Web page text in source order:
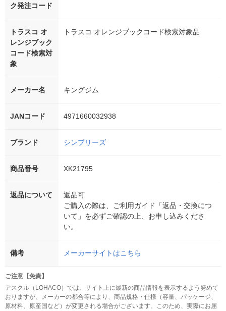
ク発注コード
トラスコ オ
レンジブック
コード検索対
象
トラスコ オレンジブックコード検索対象品
メーカー名 キングジム
JANコード 4971660032938
ブランド シンプリーズ
商品番号 XK21795
返品について
返品可
ご購入の際は、ご利用ガイド「返品・交換につ
いて」を必ずご確認の上、お申し込みくださ
い。
備考 メーカーサイトはこちら
ご注意【免責】
アスクル（LOHACO）では、サイト上に最新の商品情報を表示するよう努めて
おりますが、メーカーの都合等により、商品規格・仕様（容量、パッケージ、
原材料、原産国など）が変更される場合がございます。このため、実際にお届